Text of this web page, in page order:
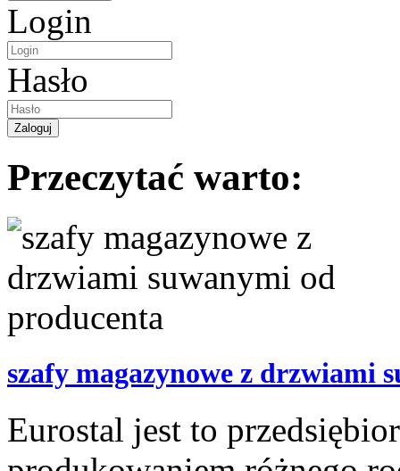
Login
Hasło
Przeczytać warto:
szafy magazynowe z drzwiami
Eurostal jest to